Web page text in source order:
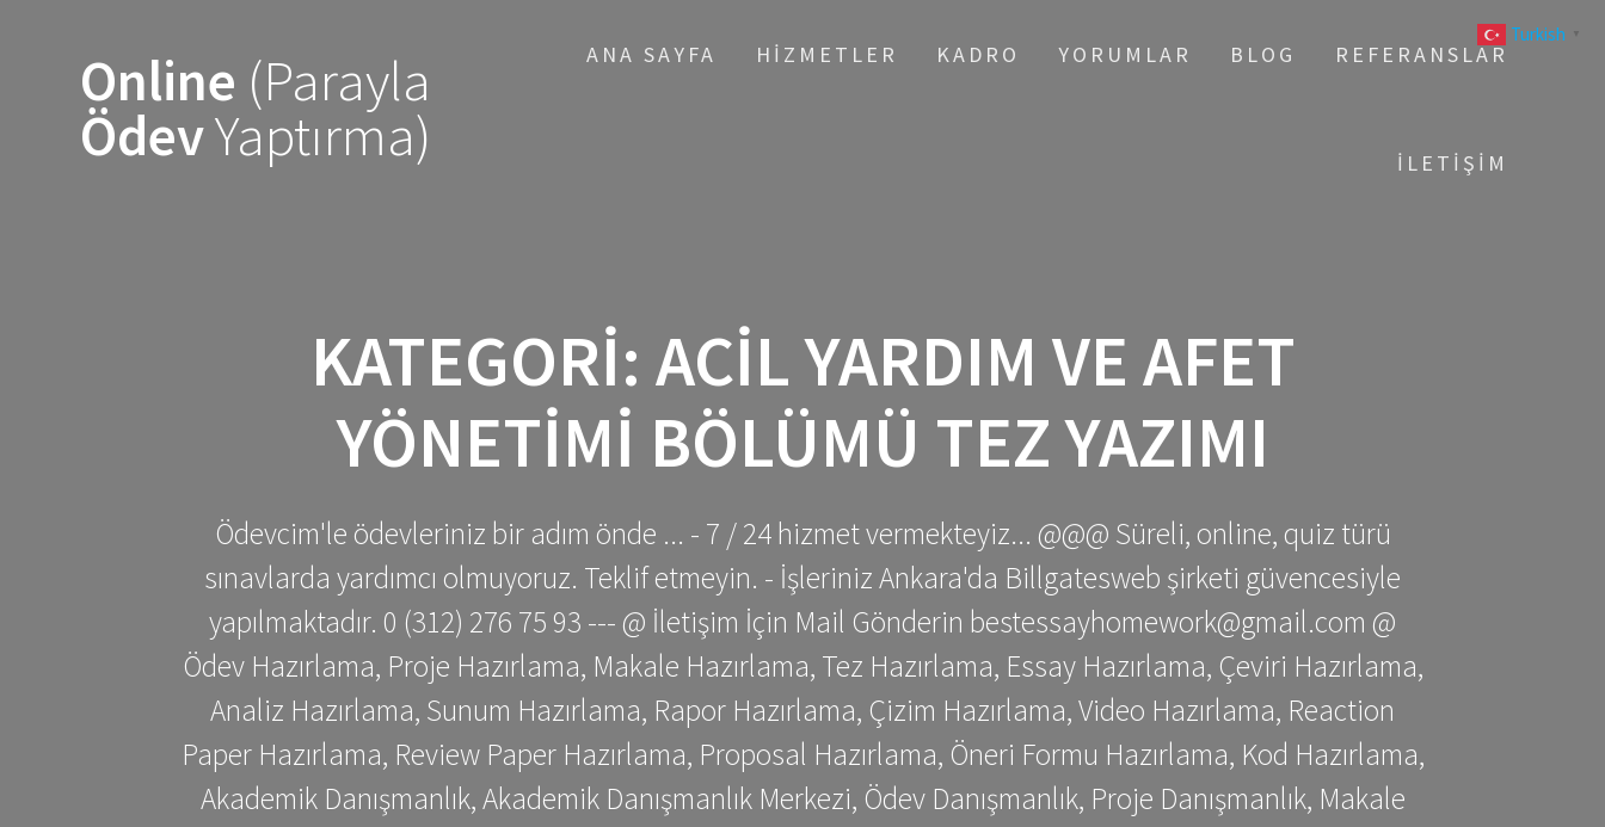
Online (Parayla
ÖdevYaptırma)
ANA SAYFA HIZMETLER KADRO YORUMLAR BLOG REFERANSLAR
İLETIŞIM
KATEGORI: ACIL YARDIM VE AFET
YÖNETIMI BÖLÜMÜ TEZ YAZIMI
Ödevcim'le ödevleriniz bir adım önde ... - 7 / 24 hizmet vermekteyiz... @@@ Süreli, online, quiz türü
sınavlarda yardımcı olmuyoruz. Teklif etmeyin. - İşleriniz Ankara'da Billgatesweb şirketi güvencesiyle
yapılmaktadır. 0 (312) 276 75 93 --- @ İletişim İçin Mail Gönderin bestessayhomework@gmail.com @
Ödev Hazırlama, Proje Hazırlama, Makale Hazırlama, Tez Hazırlama, Essay Hazırlama, Çeviri Hazırlama,
Analiz Hazırlama, Sunum Hazırlama, Rapor Hazırlama, Çizim Hazırlama, Video Hazırlama, Reaction
Paper Hazırlama, Review Paper Hazırlama, Proposal Hazırlama, Öneri Formu Hazırlama, Kod Hazırlama,
Akademik Danışmanlık, Akademik Danışmanlık Merkezi, Ödev Danışmanlık, Proje Danışmanlık, Makale
Turkish ▼